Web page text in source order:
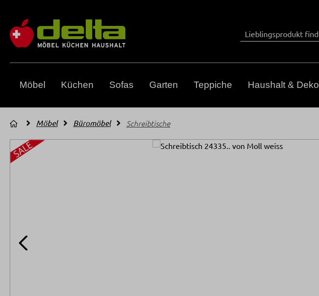
Möbel Küchen Sofas Garten Teppiche Haushalt & Deko
Möbel Büromöbel Schreibtische
Bildergalerie überspringen